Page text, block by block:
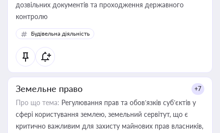
дозвільних документів та проходження державного
контролю
Будівельна діяльність
Земельне право +7
Про що тема: Регулювання прав та обов’язків суб’єктів у
сфері користування землею, земельний сервітут, що є
критично важливим для захисту майнових прав власників,